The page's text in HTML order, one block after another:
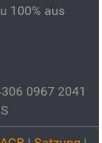
100% aus
0967 2041